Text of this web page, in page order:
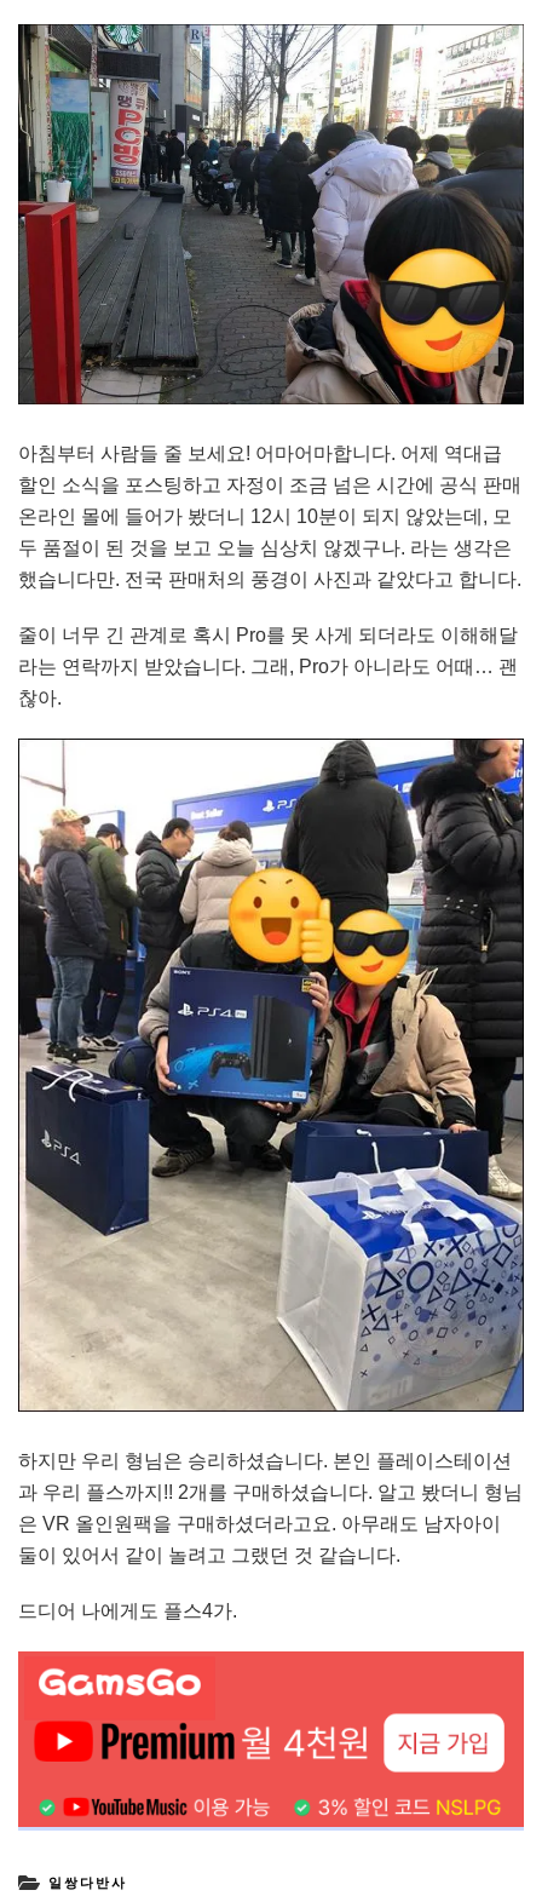
아침부터 사람들 줄 보세요! 어마어마합니다. 어제 역대급
할인 소식을 포스팅하고 자정이 조금 넘은 시간에 공식 판매
온라인 몰에 들어가 봤더니 12시 10분이 되지 않았는데, 모
두 품절이 된 것을 보고 오늘 심상치 않겠구나. 라는 생각은
했습니다만. 전국 판매처의 풍경이 사진과 같았다고 합니다.
줄이 너무 긴 관계로 혹시 Pro를 못 사게 되더라도 이해해달
라는 연락까지 받았습니다. 그래, Pro가 아니라도 어때… 괜
찮아.
하지만 우리 형님은 승리하셨습니다. 본인 플레이스테이션
과 우리 플스까지!! 2개를 구매하셨습니다. 알고 봤더니 형님
은 VR 올인원팩을 구매하셨더라고요. 아무래도 남자아이
둘이 있어서 같이 놀려고 그랬던 것 같습니다.
드디어 나에게도 플스4가.
일쌍다반사